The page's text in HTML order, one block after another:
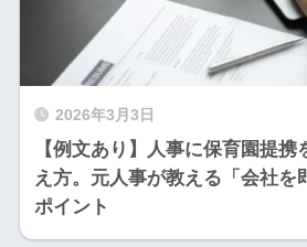
2026年3月3日
【例文あり】人事に保育園提
え方。元人事が教える「会社を
ポイント